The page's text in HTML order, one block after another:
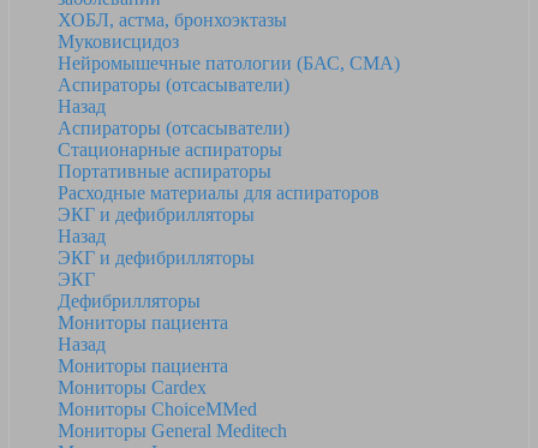
ХОБЛ, астма, бронхоэктазы
Муковисцидоз
Нейромышечные патологии (БАС, СМА)
Аспираторы (отсасыватели)
Назад
Аспираторы (отсасыватели)
Стационарные аспираторы
Портативные аспираторы
Расходные материалы для аспираторов
ЭКГ и дефибрилляторы
Назад
ЭКГ и дефибрилляторы
ЭКГ
Дефибрилляторы
Мониторы пациента
Назад
Мониторы пациента
Мониторы Cardex
Мониторы ChoiceMMed
Мониторы General Meditech